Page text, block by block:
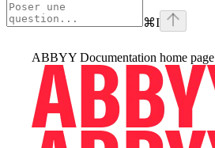
⌘I
ABBYY Documentation home page